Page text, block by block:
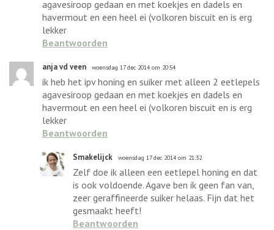
agavesiroop gedaan en met koekjes en dadels en
havermout en een heel ei (volkoren biscuit en is erg
lekker
Beantwoorden
anja vd veen woensdag 17 dec 2014 om 20:54
ik heb het ipv honing en suiker met alleen 2 eetlepels
agavesiroop gedaan en met koekjes en dadels en
havermout en een heel ei (volkoren biscuit en is erg
lekker
Beantwoorden
Smakelijck woensdag 17 dec 2014 om 21:32
Zelf doe ik alleen een eetlepel honing en dat
is ook voldoende. Agave ben ik geen fan van,
zeer geraffineerde suiker helaas. Fijn dat het
gesmaakt heeft!
Beantwoorden